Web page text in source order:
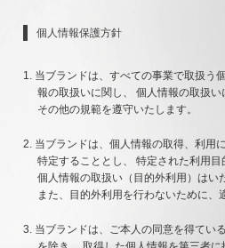
個人情報保護方針
当ブランドは、すべての事業で取扱う
報の取扱いに関し、 個人情報の取扱
その他の規範を遵守いたします。
当ブランドは、個人情報の取得、利用
特定することとし、 特定された利用
個人情報の取扱い（目的外利用）はい
また、目的外利用を行わないために、
当ブランドは、ご本人の同意を得てい